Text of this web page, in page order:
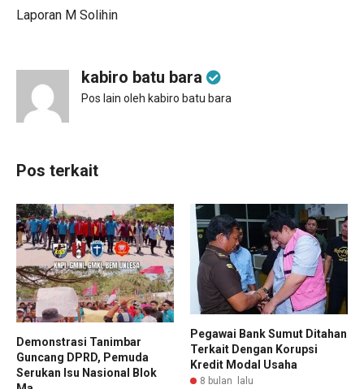
Laporan M Solihin
kabiro batu bara
Pos lain oleh kabiro batu bara
Pos terkait
Demonstrasi Tanimbar
Guncang DPRD, Pemuda
Serukan Isu Nasional Blok
Pegawai Bank Sumut Ditahan
Terkait Dengan Korupsi
Kredit Modal Usaha
8 bulan lalu